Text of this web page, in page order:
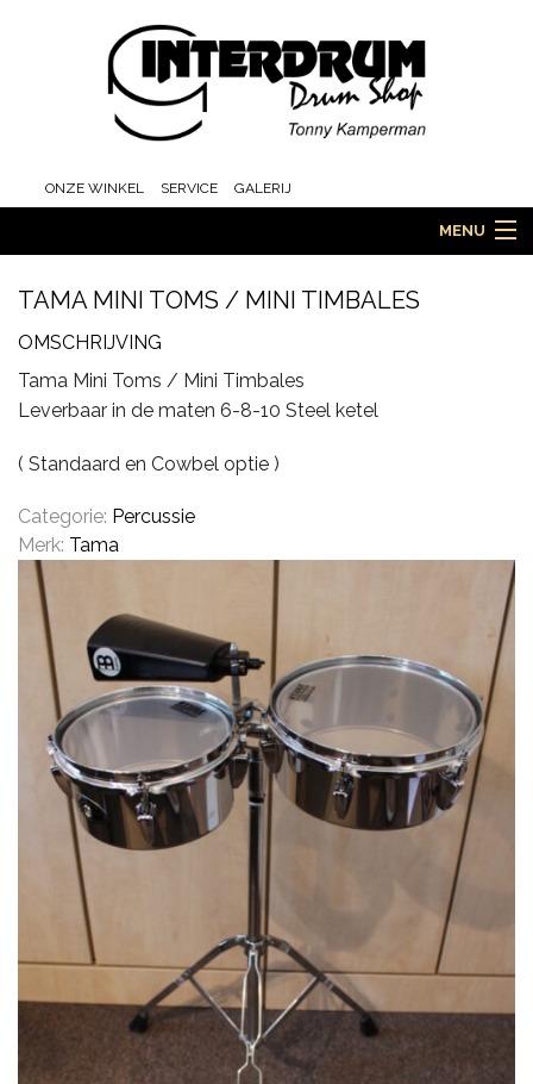
ONZE WINKEL SERVICE GALERIJ
MENU
HOME
ORCHESTRA EN MARCHING
CYMBALS
PERCUSSIE
ACCESSOIRES
ONLINE SALE
DRUMSCHOOL
TAMA MINI TOMS / MINI TIMBALES
OMSCHRIJVING
Tama Mini Toms / Mini Timbales
Leverbaar in de maten 6-8-10 Steel ketel
( Standaard en Cowbel optie )
Categorie: Percussie
Merk: Tama